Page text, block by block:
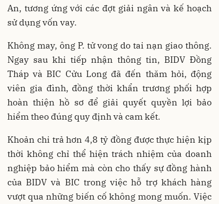
An, tương ứng với các đợt giải ngân và kế hoạch
sử dụng vốn vay.
Không may, ông P. tử vong do tai nạn giao thông.
Ngay sau khi tiếp nhận thông tin, BIDV Đồng
Tháp và BIC Cửu Long đã đến thăm hỏi, động
viên gia đình, đồng thời khẩn trương phối hợp
hoàn thiện hồ sơ để giải quyết quyền lợi bảo
hiểm theo đúng quy định và cam kết.
Khoản chi trả hơn 4,8 tỷ đồng được thực hiện kịp
thời không chỉ thể hiện trách nhiệm của doanh
nghiệp bảo hiểm mà còn cho thấy sự đồng hành
của BIDV và BIC trong việc hỗ trợ khách hàng
vượt qua những biến cố không mong muốn. Việc